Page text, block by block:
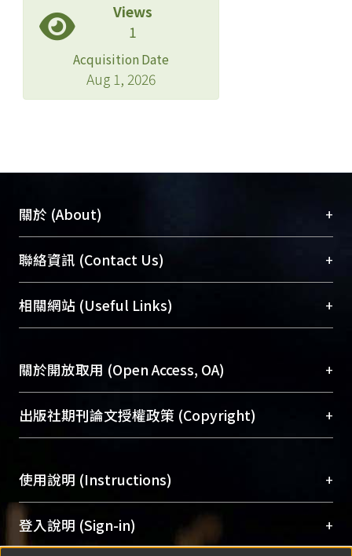
Views
1
Acquisition Date
Aug 1, 2026
關於 (About) +
臺大位居世界頂尖大學之列，為永久珍藏及向國際
展現本校豐碩的研究成果及學術能量，圖書館整合
機構典藏（NTUR）與學術庫（AH）不同功能平
台，成為臺大學術典藏NTU scholars。期能整合研
成果。
To permanently archive and promote researcher
profiles and scholarly works, Library integrates the
services of “NTU Repository” with “Academic
聯絡資訊 (Contact Us) +
總館學科館員(Main Library)
醫學圖書館學科館員(Medical Library)
Sciences Library)
相關網站 (Useful Links) +
關於開放取用 (Open Access, OA) +
開放取用是從使用者角度提升資訊取用性的社會運
動，應用在學術研究上是透過將研究著作公開供使
用逐年攀升。同時可加速研究發展、提升研究影響
Archive）平台。 （點選深入了解OA）
出版社期刊論文授權政策 (Copyright) +
含部分內容的版權非匯入者所有，或由第三方贊
助與合作完成，請確認該版權所有者及第三方同
意提供此授權。
Please represent that the submission is your
使用說明 (Instructions) +
網站簡介(Quickstart Guide)
使用手冊(Instruction Manual)
登入說明 (Sign-in) +